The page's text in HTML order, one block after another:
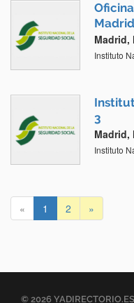
Madrid
Madrid,
Instituto
3
Madrid,
Instituto
« 1 2 »
© 2026